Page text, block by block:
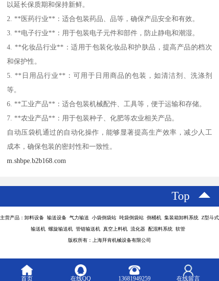
以延长保质期和保持新鲜。
2. **医药行业**：适合包装药品、品等，确保产品安全和有效。
3. **电子行业**：用于包装电子元件和部件，防止静电和潮湿。
4. **化妆品行业**：适用于包装化妆品和护肤品，提高产品的档次
和保护性。
5. **日用品行业**：可用于日用商品的包装，如清洁剂、洗涤剂
等。
6. **工业产品**：适合包装机械配件、工具等，便于运输和存储。
7. **农业产品**：用于包装种子、化肥等农业相关产品。
自动压袋机通过的自动化操作，能够显著提高生产效率，减少人工
成本，确保包装的密封性和一致性。
m.shbpe.b2b168.com
Top
主营产品：卸料设备 输送设备 气力输送 小袋倒袋站 吨袋倒袋站 倒桶机 集装箱卸料系统 Z型斗式
输送机 螺旋输送机 管链输送机 真空上料机 流化器 配混料系统 软管
版权所有：上海拜肯机械设备有限公司
首页 在线QQ 13681949259 在线留言